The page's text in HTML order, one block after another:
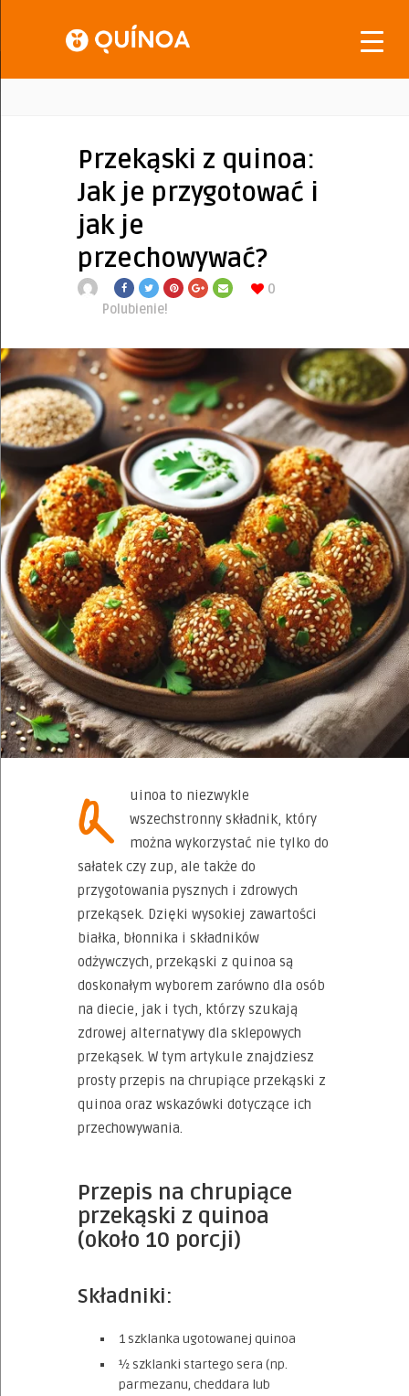
Przekąski z quinoa:
Jak je przygotować i
jak je
przechowywać?
0
Polubienie!
Q
uinoa to niezwykle
wszechstronny składnik, który
można wykorzystać nie tylko do
sałatek czy zup, ale także do
przygotowania pysznych i zdrowych
przekąsek. Dzięki wysokiej zawartości
białka, błonnika i składników
odżywczych, przekąski z quinoa są
doskonałym wyborem zarówno dla osób
na diecie, jak i tych, którzy szukają
zdrowej alternatywy dla sklepowych
przekąsek. W tym artykule znajdziesz
prosty przepis na chrupiące przekąski z
quinoa oraz wskazówki dotyczące ich
przechowywania.
Przepis na chrupiące
przekąski z quinoa
(około 10 porcji)
Składniki:
1 szklanka ugotowanej quinoa
½ szklanki startego sera (np.
parmezanu, cheddara lub